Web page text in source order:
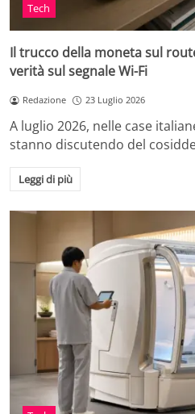
Tech
Il trucco della moneta sul
verità sul segnale Wi-Fi
Redazione 23 Luglio 2026
A luglio 2026, nelle case
stanno discutendo del
Leggi di più